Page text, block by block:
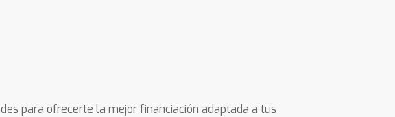
para ofrecerte la mejor financiación adaptada a tus